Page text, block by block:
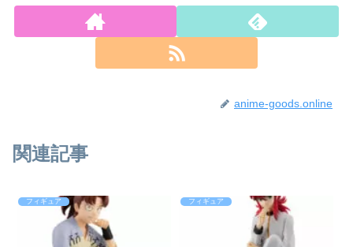
anime-goods.online
関連記事
フィギュア フィギュア